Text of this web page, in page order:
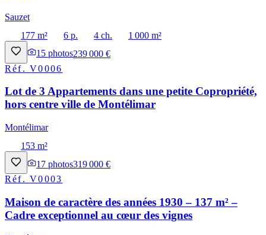
Sauzet
177 m²
6 p. 4 ch.
1 000 m²
15 photos239 000 €
Réf.V0006
Lot de 3 Appartements dans une petite Copropriété,
hors centre ville de Montélimar
Montélimar
153 m²
17 photos319 000 €
Réf.V0003
Maison de caractère des années 1930 – 137 m² –
Cadre exceptionnel au cœur des vignes